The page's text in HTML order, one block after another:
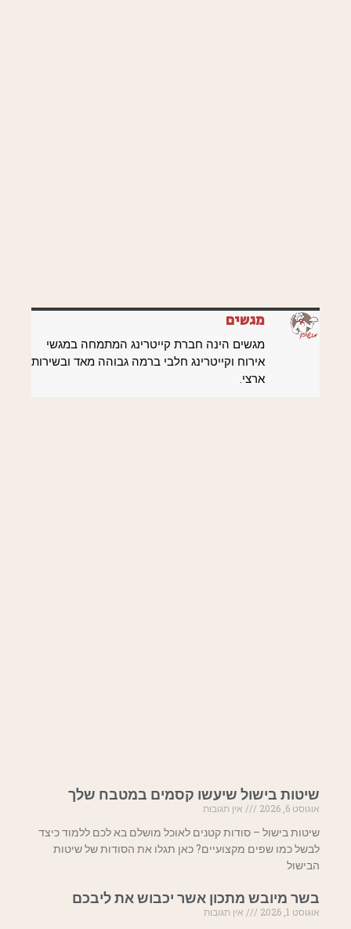
מגשים
מגשים הינה חברת קייטרינג המתמחה במגשי
אירוח וקייטרינג חלבי ברמה גבוהה מאד ובשירות
ארצי.
שיטות בישול שיעשו קסמים במטבח שלך
אוגוסט 6, 2026
אין תגובות
שיטות בישול – סודות קטנים לאוכל מושלם בא לכם ללמוד כיצד
לבשל כמו שפים מקצועיים? כאן תגלו את הסודות של שיטות
הבישול
בשר מיובש מתכון אשר יכבוש את ליבכם
אוגוסט 1, 2026
אין תגובות